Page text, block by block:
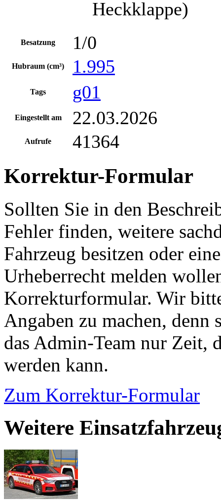
Heckklappe)
Besatzung 1/0
Hubraum (cm³) 1.995
Tags g01
Eingestellt am 22.03.2026
Aufrufe 41364
Korrektur-Formular
Sollten Sie in den
Fehler finden, weitere
Fahrzeug besitzen oder
Urheberrecht melden
Korrekturformular. Wir
Angaben zu machen,
das Admin-Team nur Zeit,
werden kann.
Zum Korrektur-Formular
Weitere